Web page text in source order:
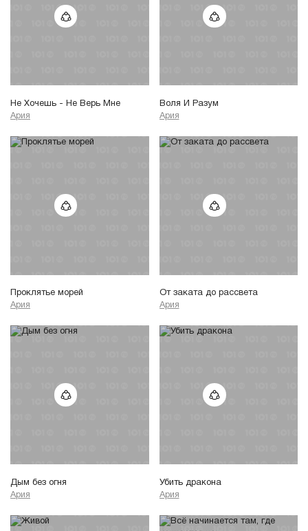
Не Хочешь - Не Верь Мне
Ария
Воля И Разум
Ария
Проклятье морей
Ария
От заката до рассвета
Ария
Дым без огня
Ария
Убить дракона
Ария